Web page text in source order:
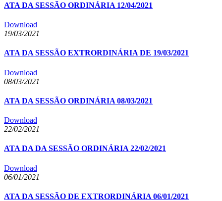
ATA DA SESSÃO ORDINÁRIA 12/04/2021
Download
19/03/2021
ATA DA SESSÃO EXTRORDINÁRIA DE 19/03/2021
Download
08/03/2021
ATA DA SESSÃO ORDINÁRIA 08/03/2021
Download
22/02/2021
ATA DA DA SESSÃO ORDINÁRIA 22/02/2021
Download
06/01/2021
ATA DA SESSÃO DE EXTRORDINÁRIA 06/01/2021